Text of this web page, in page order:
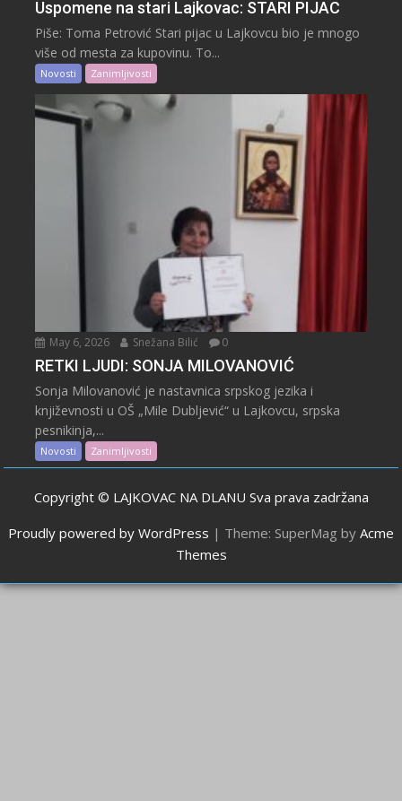
Uspomene na stari Lajkovac: STARI PIJAC
Piše: Toma Petrović Stari pijac u Lajkovcu bio je mnogo
više od mesta za kupovinu. To...
Novosti Zanimljivosti
May 6, 2026 Snežana Bilić 0
RETKI LJUDI: SONJA MILOVANOVIĆ
Sonja Milovanović je nastavnica srpskog jezika i
književnosti u OŠ „Mile Dubljević“ u Lajkovcu, srpska
pesnikinja,...
Novosti Zanimljivosti
Copyright © LAJKOVAC NA DLANU Sva prava zadržana
Proudly powered by WordPress | Theme: SuperMag by Acme
Themes